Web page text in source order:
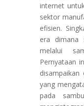
internet
sektor
efisien.
era dimana
melalui
Pernyataan
yang
pada